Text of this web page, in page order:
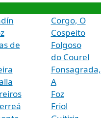
de
Corgo, O
Cospeito
Folgoso
do Courel
Fonsagrada,
A
Foz
Friol